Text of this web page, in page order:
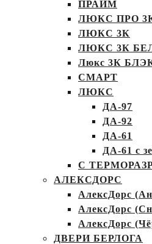
ПРАЙМ
ЛЮКС ПРО
ЛЮКС 3К
ЛЮКС 3К
Люкс 3К
СМАРТ
ЛЮКС
ДА-97
ДА-92
ДА-61
ДА-61 с
С
АЛЕКСДОРС
АлексДорс
АлексДорс
АлексДорс
ДВЕРИ БЕРЛОГА